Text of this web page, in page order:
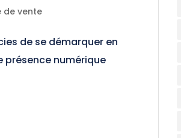
de vente
de se démarquer en
présence numérique